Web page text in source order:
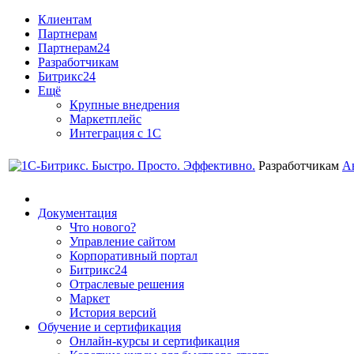
Клиентам
Партнерам
Партнерам24
Разработчикам
Битрикс24
Ещё
Крупные внедрения
Маркетплейс
Интеграция с 1С
Разработчикам
Документация
Что нового?
Управление сайтом
Корпоративный портал
Битрикс24
Отраслевые решения
Маркет
История версий
Обучение и сертификация
Онлайн-курсы и сертификация